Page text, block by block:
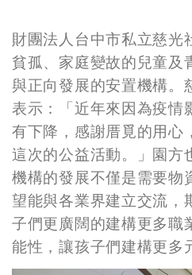
財團法人台中市私立慈光
貧孤、家庭變故的兒童及
與正向發展的安置機構。
表示：
「近年來因為疫情
有下降，感謝厝覓的用心
這次的公益活動。」園方
機構的發展不僅是需要物
望能與各業界建立交流，
子們更廣闊的建構更多職
能性，讓孩子們建構更多